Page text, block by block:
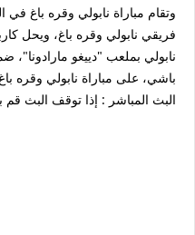
وتقام مباراة نابولي وقره باغ في
فريقي نابولي وقره باغ، ويحل
باشي، على مباراة نابولي وقره
البث المباشر : إذا توقف البث